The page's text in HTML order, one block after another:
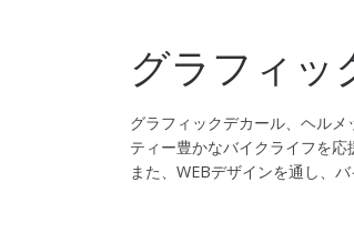
グラフィッ
グラフィックデカール、ヘル
ティー豊かなバイクライフを応
また、WEBデザインを通し、